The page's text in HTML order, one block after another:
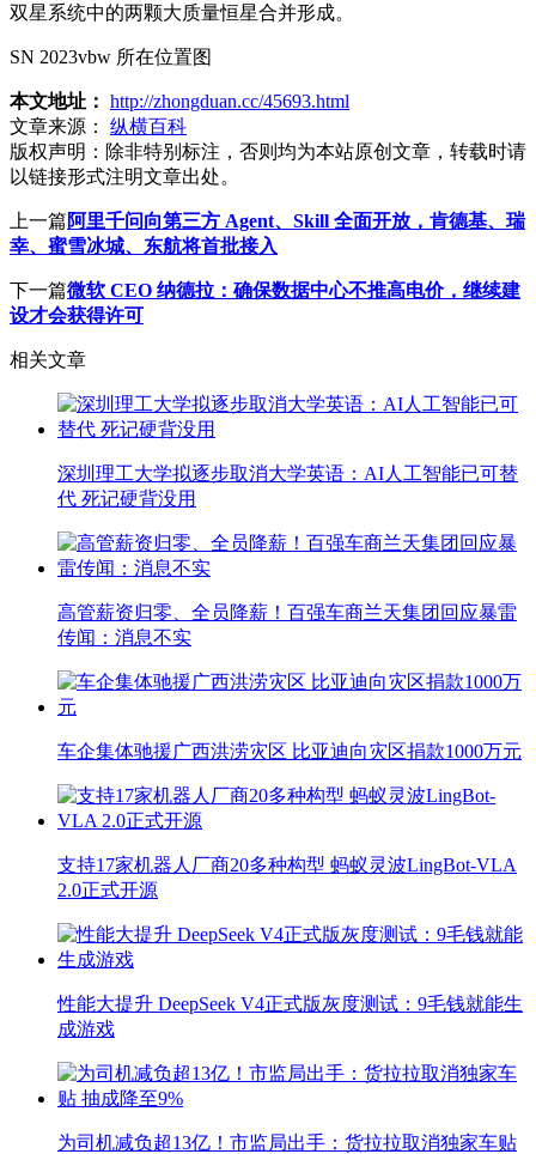
双星系统中的两颗大质量恒星合并形成。
SN 2023vbw 所在位置图
本文地址： http://zhongduan.cc/45693.html
文章来源：
纵横百科
版权声明： 除非特别标注，否则均为本站原创文章，转载时请
以链接形式注明文章出处。
上一篇阿里千问向第三方 Agent、Skill 全面开放，肯德基、瑞
幸、蜜雪冰城、东航将首批接入
下一篇微软 CEO 纳德拉：确保数据中心不推高电价，继续建
设才会获得许可
相关文章
深圳理工大学拟逐步取消大学英语：AI人工智能已可替
代 死记硬背没用
高管薪资归零、全员降薪！百强车商兰天集团回应暴雷
传闻：消息不实
车企集体驰援广西洪涝灾区 比亚迪向灾区捐款1000万元
支持17家机器人厂商20多种构型 蚂蚁灵波LingBot-VLA
2.0正式开源
性能大提升 DeepSeek V4正式版灰度测试：9毛钱就能生
成游戏
为司机减负超13亿！市监局出手：货拉拉取消独家车贴